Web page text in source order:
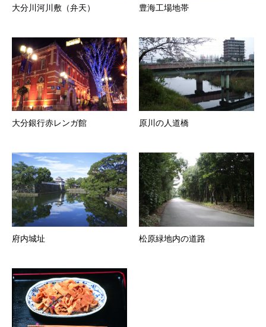
大分川河川敷（弁天） 豊海工場地帯
大分銀行赤レンガ館 原川の人道橋
府内城址 松原緑地内の道路